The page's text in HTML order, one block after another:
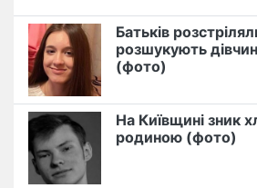
Батьків
розшукують
(фото)
На Київщині зник
родиною (фото)